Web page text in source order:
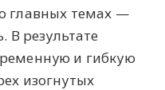
главных темах —
В результате
и гибкую
изогнутых